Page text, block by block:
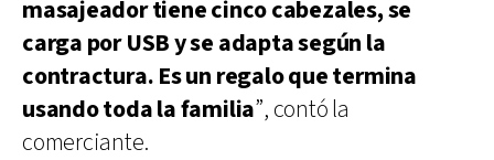
masajeador tiene cinco cabezales, se
carga por USB y se adapta según la
contractura. Es un regalo que termina
usando toda la familia”, contó la
comerciante.